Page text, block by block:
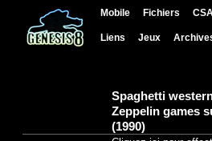
Mobile Fichiers
Liens Jeux
Spaghetti
Zeppelin games
(1990)